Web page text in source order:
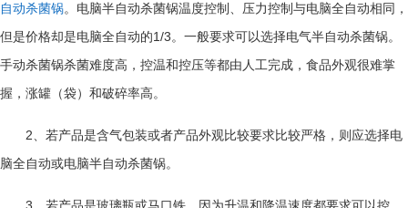
自动杀菌锅。电脑半自动杀菌锅温度控制、压力控制与电脑全自动相同，
但是价格却是电脑全自动的1/3。一般要求可以选择电气半自动杀菌锅。
手动杀菌锅杀菌难度高，控温和控压等都由人工完成，食品外观很难掌
握，涨罐（袋）和破碎率高。
2、若产品是含气包装或者产品外观比较要求比较严格，则应选择电
脑全自动或电脑半自动杀菌锅。